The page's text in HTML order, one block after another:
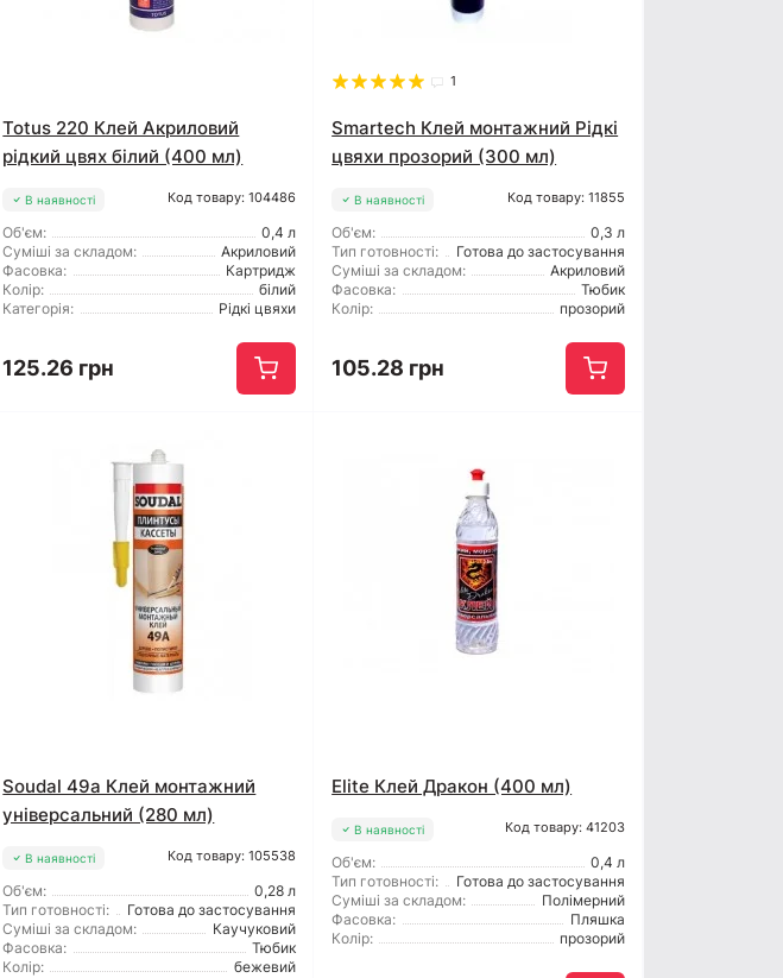
Totus 220 Клей Акриловий
рідкий цвях білий (400 мл)
В наявності Код товару: 104486
Об'єм:
0,4 л
Суміші за складом:
Акриловий
Фасовка:
Картридж
Колір:
білий
Категорія:
Рідкі цвяхи
125.26 грн
1
Smartech Клей монтажний Рідкі
цвяхи прозорий (300 мл)
В наявності Код товару: 11855
Об'єм:
0,3 л
Тип готовності:
Готова до застосування
Суміші за складом:
Акриловий
Фасовка:
Тюбик
Колір:
прозорий
105.28 грн
Soudal 49a Клей монтажний
універсальний (280 мл)
В наявності Код товару: 105538
Об'єм:
0,28 л
Тип готовності:
Готова до застосування
Суміші за складом:
Каучуковий
Фасовка:
Тюбик
Колір:
бежевий
Elite Клей Дракон (400 мл)
В наявності Код товару: 41203
Об'єм:
0,4 л
Тип готовності:
Готова до застосування
Суміші за складом:
Полімерний
Фасовка:
Пляшка
Колір:
прозорий